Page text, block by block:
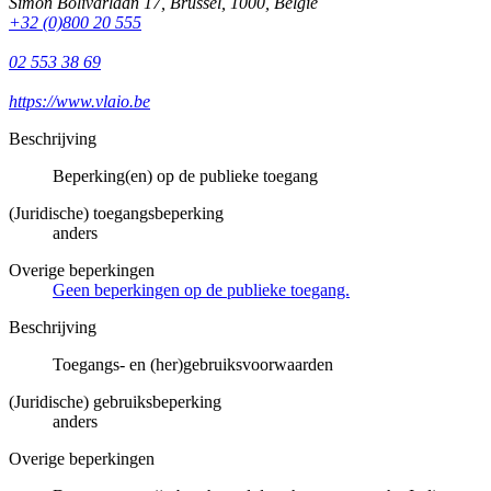
+32 (0)800 20 555
02 553 38 69
https://www.vlaio.be
Beschrijving
Beperking(en) op de publieke toegang
(Juridische) toegangsbeperking
anders
Overige beperkingen
Geen beperkingen op de publieke toegang.
Beschrijving
Toegangs- en (her)gebruiksvoorwaarden
(Juridische) gebruiksbeperking
anders
Overige beperkingen